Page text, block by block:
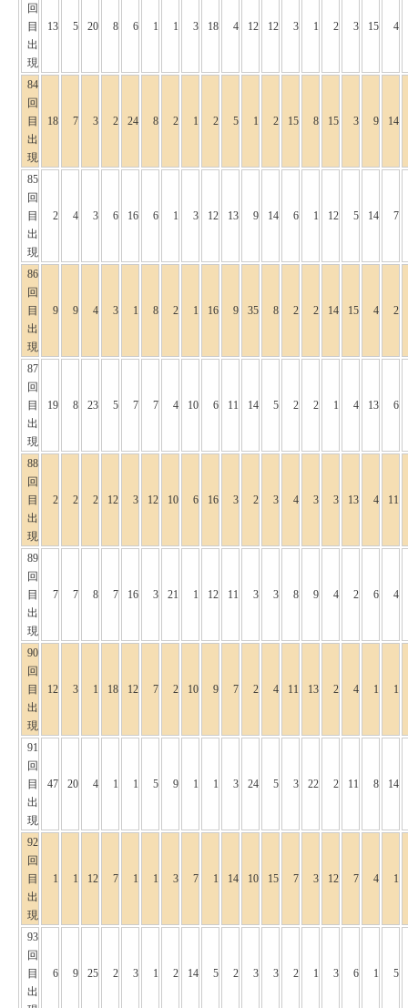
回
目
出
現
13 5 20 8 6 1 1 3 18 4 12 12 3 1 2 3 15 4
84
回
目
出
現
18 7 3 2 24 8 2 1 2 5 1 2 15 8 15 3 9 14
85
回
目
出
現
2 4 3 6 16 6 1 3 12 13 9 14 6 1 12 5 14 7
86
回
目
出
現
9 9 4 3 1 8 2 1 16 9 35 8 2 2 14 15 4 2
87
回
目
出
現
19 8 23 5 7 7 4 10 6 11 14 5 2 2 1 4 13 6
88
回
目
出
現
2 2 2 12 3 12 10 6 16 3 2 3 4 3 3 13 4 11
89
回
目
出
現
7 7 8 7 16 3 21 1 12 11 3 3 8 9 4 2 6 4
90
回
目
出
現
12 3 1 18 12 7 2 10 9 7 2 4 11 13 2 4 1 1
91
回
目
出
現
47 20 4 1 1 5 9 1 1 3 24 5 3 22 2 11 8 14
92
回
目
出
現
1 1 12 7 1 1 3 7 1 14 10 15 7 3 12 7 4 1
93
回
目
出
6 9 25 2 3 1 2 14 5 2 3 3 2 1 3 6 1 5